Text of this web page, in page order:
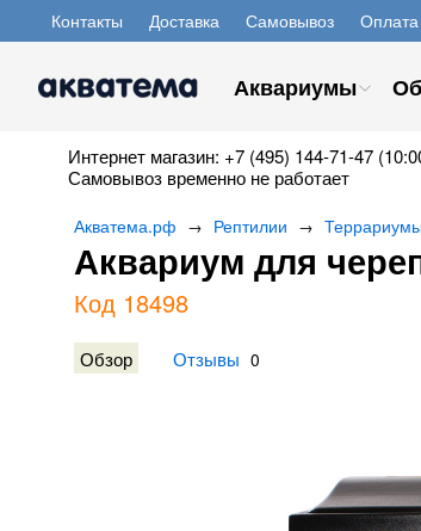
Контакты Доставка Самовывоз Оплата
Аквариумы
Интернет магазин: +7 (495) 144-71-47
Самовывоз временно не работает
Акватема.рф → Рептилии →
Аквариум для
Код 18498
Обзор Отзывы 0